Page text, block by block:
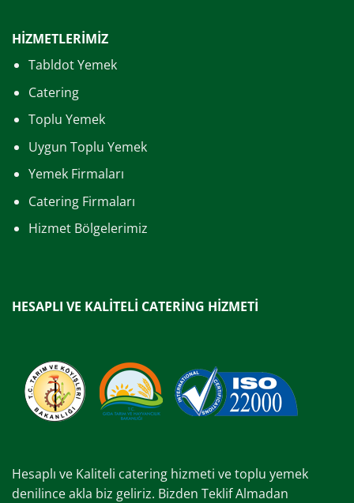
HİZMETLERİMİZ
Tabldot Yemek
Catering
Toplu Yemek
Uygun Toplu Yemek
Yemek Firmaları
Catering Firmaları
Hizmet Bölgelerimiz
HESAPLI VE KALİTELİ CATERİNG HİZMETİ
Hesaplı ve Kaliteli catering hizmeti ve toplu yemek
denilince akla biz geliriz. Bizden Teklif Almadan